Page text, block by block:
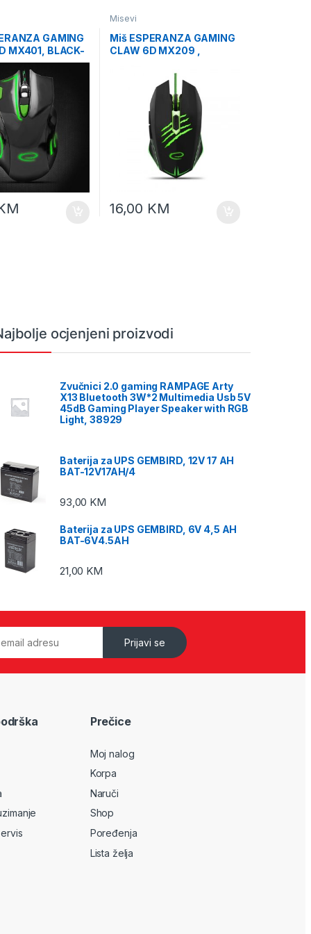
GAMING
MX401, BLACK-
2400dpi, double-
Misevi
Miš ESPERANZA GAMING
CLAW 6D MX209 ,
16,00 KM
ocjenjeni proizvodi
Zvučnici 2.0 gaming RAMPAGE Arty
X13 Bluetooth 3W*2 Multimedia Usb 5V
45dB Gaming Player Speaker with RGB
Light, 38929
Baterija za UPS GEMBIRD, 12V 17 AH
BAT-12V17AH/4
93,00 KM
Baterija za UPS GEMBIRD, 6V 4,5 AH
BAT-6V4.5AH
21,00 KM
Prijavi se
Prečice
Moj nalog
Korpa
Naruči
Shop
Poređenja
Lista želja